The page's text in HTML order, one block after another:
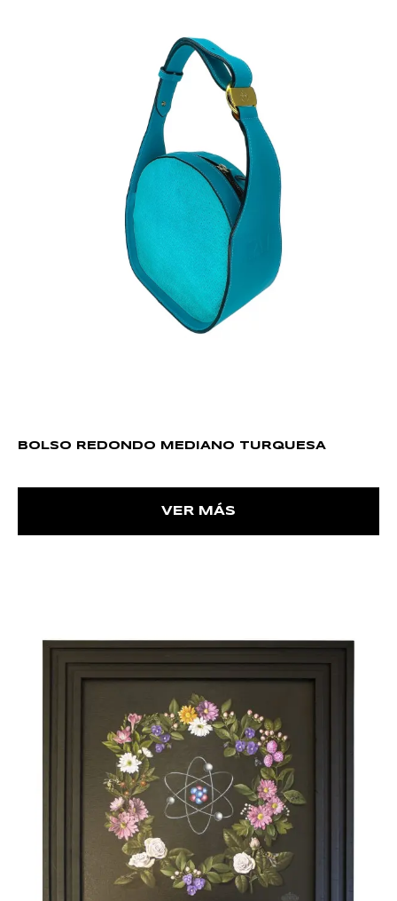
BOLSO REDONDO MEDIANO TURQUESA
VER MÁS